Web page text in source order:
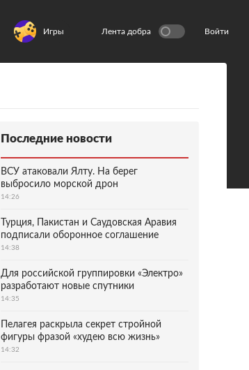
Игры Лента добра Войти
Последние новости
ВСУ атаковали Ялту. На берег
выбросило морской дрон
14:26
Турция, Пакистан и Саудовская Аравия
подписали оборонное соглашение
14:38
Для российской группировки «Электро»
разработают новые спутники
14:35
Пелагея раскрыла секрет стройной
фигуры фразой «худею всю жизнь»
14:32